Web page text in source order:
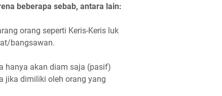
beberapa sebab, antara lain:
orang seperti Keris-Keris luk
bangsawan.
hanya akan diam saja (pasif)
jika dimiliki oleh orang yang